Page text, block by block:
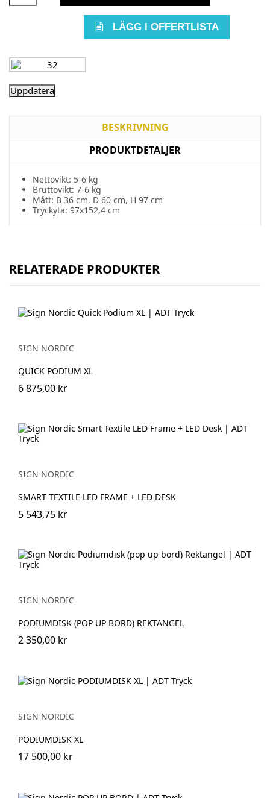
LÄGG I OFFERTLISTA
BESKRIVNING
PRODUKTDETALJER
Nettovikt: 5-6 kg
Bruttovikt: 7-6 kg
Mått: B 36 cm, D 60 cm, H 97 cm
Tryckyta: 97x152,4 cm
RELATERADE PRODUKTER
SIGN NORDIC
QUICK PODIUM XL
6 875,00 kr
SIGN NORDIC
SMART TEXTILE LED FRAME + LED DESK
5 543,75 kr
SIGN NORDIC
PODIUMDISK (POP UP BORD) REKTANGEL
2 350,00 kr
SIGN NORDIC
PODIUMDISK XL
17 500,00 kr